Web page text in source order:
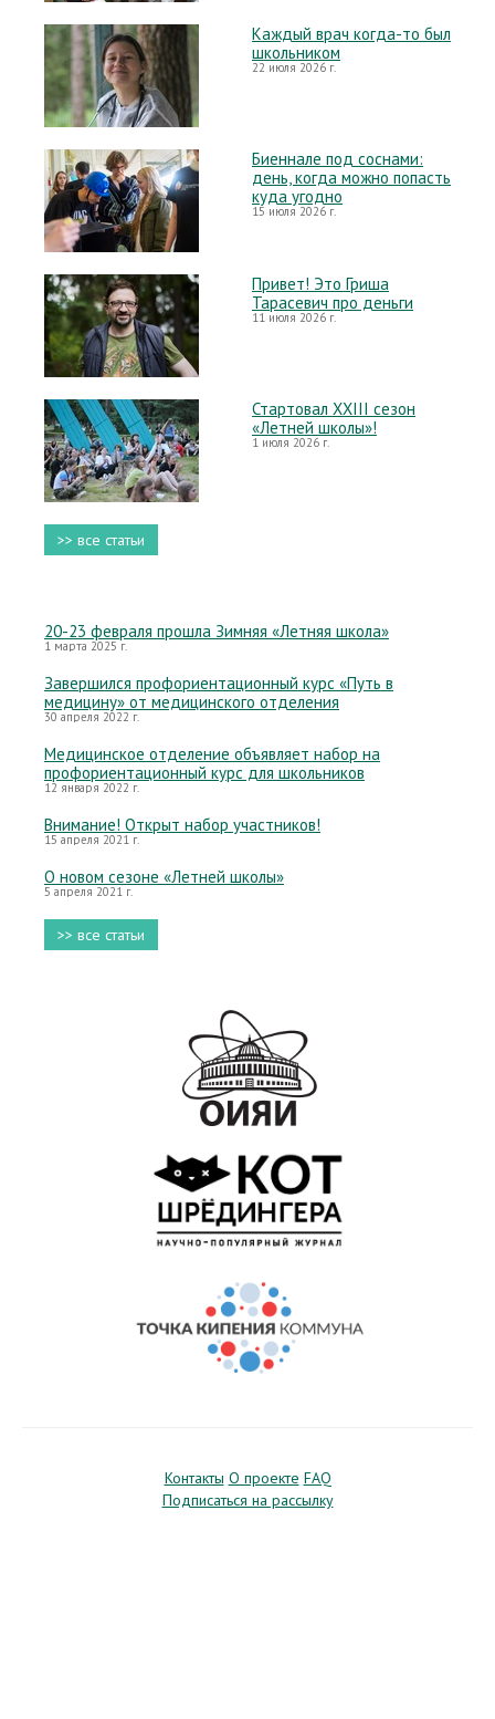
Каждый врач когда-то был
школьником
22 июля 2026 г.
Биеннале под соснами:
день, когда можно попасть
куда угодно
15 июля 2026 г.
Привет! Это Гриша
Тарасевич про деньги
11 июля 2026 г.
Стартовал XXIII сезон
«Летней школы»!
1 июля 2026 г.
>> все статьи
20-23 февраля прошла Зимняя «Летняя школа»
1 марта 2025 г.
Завершился профориентационный курс «Путь в
медицину» от медицинского отделения
30 апреля 2022 г.
Медицинское отделение объявляет набор на
профориентационный курс для школьников
12 января 2022 г.
Внимание! Открыт набор участников!
15 апреля 2021 г.
О новом сезоне «Летней школы»
5 апреля 2021 г.
>> все статьи
Контакты О проекте FAQ
Подписаться на рассылку